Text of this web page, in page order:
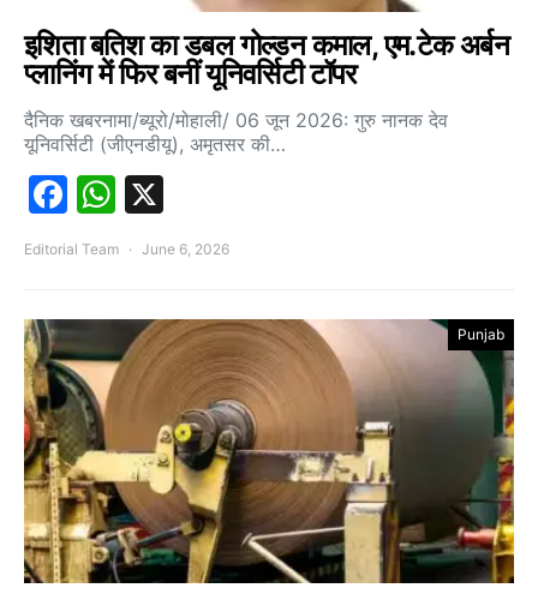
इशिता बतिश का डबल गोल्डन कमाल, एम.टेक अर्बन
प्लानिंग में फिर बनीं यूनिवर्सिटी टॉपर
दैनिक खबरनामा/ब्यूरो/मोहाली/ 06 जून 2026: गुरु नानक देव
यूनिवर्सिटी (जीएनडीयू), अमृतसर की…
Facebook
WhatsApp
Editorial Team June 6, 2026
Punjab